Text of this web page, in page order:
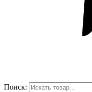
Поиск: